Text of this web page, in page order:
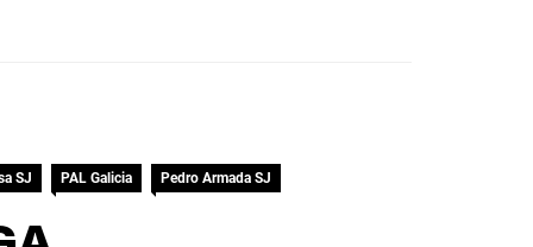
SJ PAL Galicia Pedro Armada SJ